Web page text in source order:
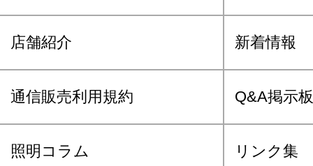
店舗紹介 新着情報
通信販売利用規約 Q&A掲示板
照明コラム リンク集